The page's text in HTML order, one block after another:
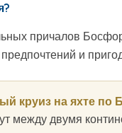
причалов
и
круиз на яхте по
между двумя